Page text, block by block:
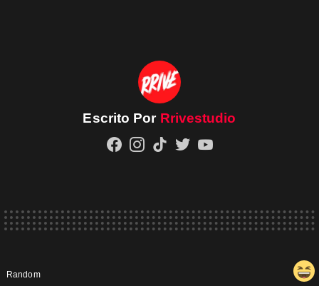
Escrito Por Rrivestudio
Random